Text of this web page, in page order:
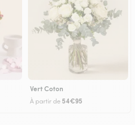
Vert Coton
À partir de 54€95